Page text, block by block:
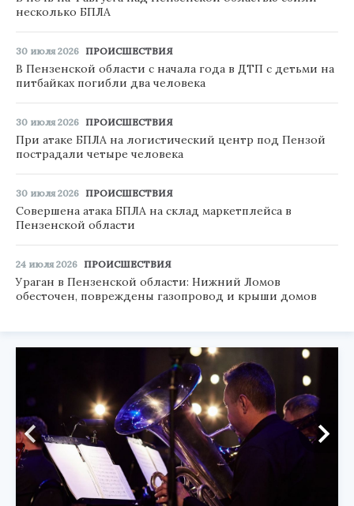
несколько БПЛА
30 июля 2026 ПРОИСШЕСТВИЯ
В Пензенской области с начала года в ДТП с детьми на
питбайках погибли два человека
30 июля 2026 ПРОИСШЕСТВИЯ
При атаке БПЛА на логистический центр под Пензой
пострадали четыре человека
30 июля 2026 ПРОИСШЕСТВИЯ
Совершена атака БПЛА на склад маркетплейса в
Пензенской области
24 июля 2026 ПРОИСШЕСТВИЯ
Ураган в Пензенской области: Нижний Ломов
обесточен, повреждены газопровод и крыши домов